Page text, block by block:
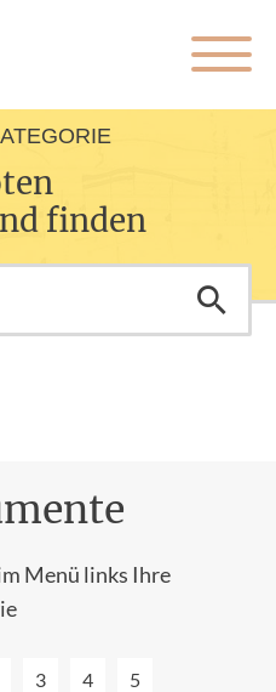
finden
Menü links Ihre
3 4
5